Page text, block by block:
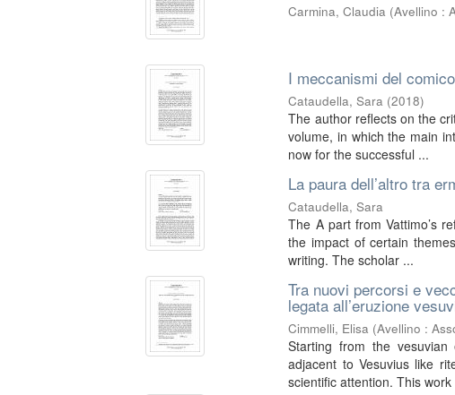
Carmina, Claudia (Avellino :
I meccanismi del
Cataudella, Sara (2018)
The author reflects on the
volume, in which the main
now for the successful ...
La paura dell’altro tra
Cataudella, Sara
The A part from Vattimo’s
the impact of certain
writing. The scholar ...
Tra nuovi percorsi e
legata all’eruzione
Cimmelli, Elisa (Avellino :
Starting from the
adjacent to Vesuvius like
scientific attention. This work